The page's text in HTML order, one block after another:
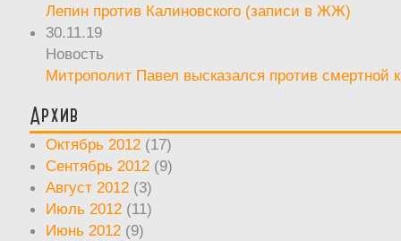
Лепин против Калиновского (записи в ЖЖ)
30.11.19
Новость
Митрополит Павел высказался против смертной
Архив
Октябрь 2012 (17)
Сентябрь 2012 (9)
Август 2012 (3)
Июль 2012 (11)
Июнь 2012 (9)